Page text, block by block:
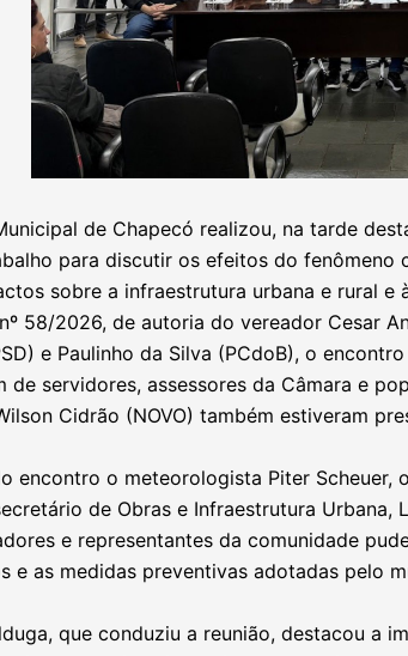
de Chapecó realizou, na tarde
para discutir os efeitos do
sobre a infraestrutura urbana e rural
58/2026, de autoria do vereador Cesar
e Paulinho da Silva (PCdoB), o
de servidores, assessores da Câmara e
Cidrão (NOVO) também estiveram
encontro o meteorologista Piter
de Obras e Infraestrutura Urbana,
e representantes da comunidade
e as medidas preventivas adotadas pelo
que conduziu a reunião, destacou a